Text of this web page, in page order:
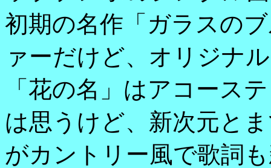
初期の名作「ガラスの
ァーだけど、オリジナ
「花の名」はアコース
は思うけど、新次元と
がカントリー風で歌詞